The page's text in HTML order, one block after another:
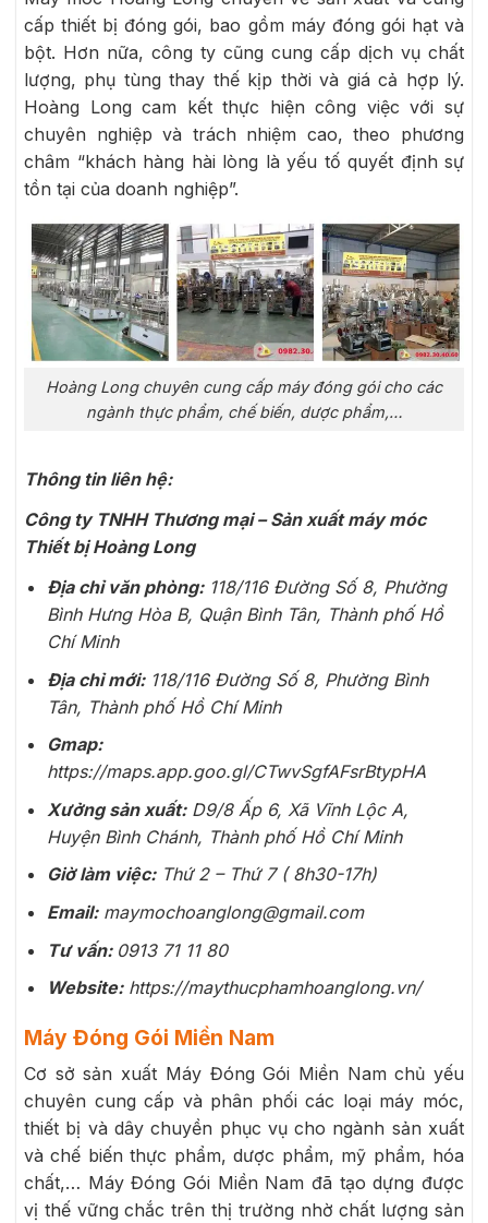
cấp thiết bị đóng gói, bao gồm máy đóng gói hạt và
bột. Hơn nữa, công ty cũng cung cấp dịch vụ chất
lượng, phụ tùng thay thế kịp thời và giá cả hợp lý.
Hoàng Long cam kết thực hiện công việc với sự
chuyên nghiệp và trách nhiệm cao, theo phương
châm “khách hàng hài lòng là yếu tố quyết định sự
tồn tại của doanh nghiệp”.
Hoàng Long chuyên cung cấp máy đóng gói cho các
ngành thực phẩm, chế biến, dược phẩm,…
Thông tin liên hệ:
Công ty TNHH Thương mại – Sản xuất máy móc
Thiết bị Hoàng Long
Địa chỉ văn phòng:118/116 Đường Số 8, Phường
Bình Hưng Hòa B, Quận Bình Tân, Thành phố Hồ
Chí Minh
Địa chỉ mới:118/116 Đường Số 8, Phường Bình
Tân, Thành phố Hồ Chí Minh
Gmap:
https://maps.app.goo.gl/CTwvSgfAFsrBtypHA
Xưởng sản xuất:D9/8 Ấp 6, Xã Vĩnh Lộc A,
Huyện Bình Chánh, Thành phố Hồ Chí Minh
Giờ làm việc:Thứ 2 – Thứ 7 ( 8h30-17h)
Email:maymochoanglong@gmail.com
Tư vấn: 0913 71 11 80
Website:https://maythucphamhoanglong.vn/
Máy Đóng Gói Miền Nam
Cơ sở sản xuất Máy Đóng Gói Miền Nam chủ yếu
chuyên cung cấp và phân phối các loại máy móc,
thiết bị và dây chuyền phục vụ cho ngành sản xuất
và chế biến thực phẩm, dược phẩm, mỹ phẩm, hóa
chất,… Máy Đóng Gói Miền Nam đã tạo dựng được
vị thế vững chắc trên thị trường nhờ chất lượng sản